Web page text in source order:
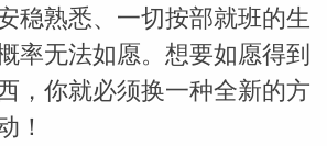
稳熟悉、一切按部就班的生
率无法如愿。想要如愿得到
，你就必须换一种全新的方
！